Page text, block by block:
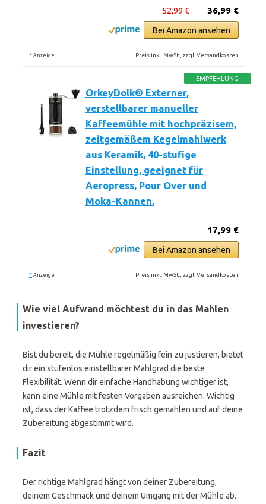
36,99 €
52,99 €
Bei Amazon ansehen
* Anzeige Preis inkl. MwSt., zzgl. Versandkosten
EMPFEHLUNG
OrkeyDolk® Externer,
verstellbarer manueller
Kaffeemühle mit hochpräzisem,
zeitgemäßem Kegelmahlwerk
aus Keramik, 40-stufige
Einstellung, geeignet für
Aeropress, Pour Over und
Moka-Kannen.
17,99 €
Bei Amazon ansehen
* Anzeige Preis inkl. MwSt., zzgl. Versandkosten
Wie viel Aufwand möchtest du in das Mahlen
investieren?
Bist du bereit, die Mühle regelmäßig fein zu justieren, bietet
dir ein stufenlos einstellbarer Mahlgrad die beste
Flexibilität. Wenn dir einfache Handhabung wichtiger ist,
kann eine Mühle mit festen Vorgaben ausreichen. Wichtig
ist, dass der Kaffee trotzdem frisch gemahlen und auf deine
Zubereitung abgestimmt wird.
Fazit
Der richtige Mahlgrad hängt von deiner Zubereitung,
deinem Geschmack und deinem Umgang mit der Mühle ab.